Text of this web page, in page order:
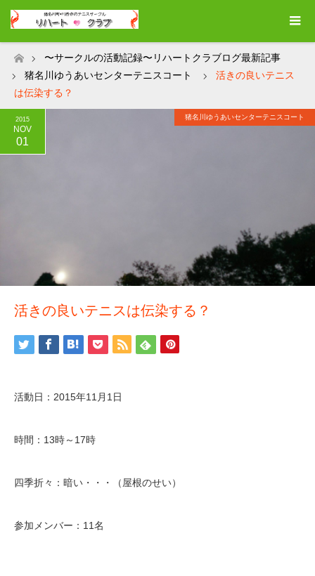
〜サークルの活動記録〜リハートクラブログ最新記事
猪名川ゆうあいセンターテニスコート
活きの良いテニス
は伝染する？
2015
NOV
01
猪名川ゆうあいセンターテニスコート
活きの良いテニスは伝染する？
活動日：2015年11月1日
時間：13時～17時
四季折々：暗い・・・（屋根のせい）
参加メンバー：11名